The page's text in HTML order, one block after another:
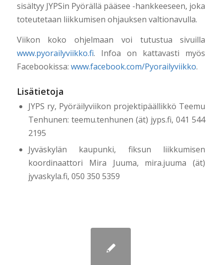
sisältyy JYPSin Pyörällä pääsee -hankkeeseen, joka
toteutetaan liikkumisen ohjauksen valtionavulla.
Viikon koko ohjelmaan voi tutustua sivuilla
www.pyorailyviikko.fi. Infoa on kattavasti myös
Facebookissa: www.facebook.com/Pyorailyviikko.
Lisätietoja
JYPS ry, Pyöräilyviikon projektipäällikkö Teemu
Tenhunen: teemu.tenhunen (ät) jyps.fi, 041 544
2195
Jyväskylän kaupunki, fiksun liikkumisen
koordinaattori Mira Juuma, mira.juuma (ät)
jyvaskyla.fi, 050 350 5359